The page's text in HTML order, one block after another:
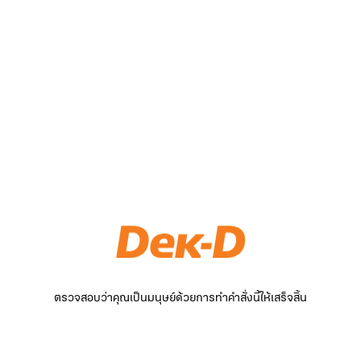
ตรวจสอบว่าคุณเป็นมนุษย์ด้วยการทำคำสั่งนี้ให้เสร็จสิ้น